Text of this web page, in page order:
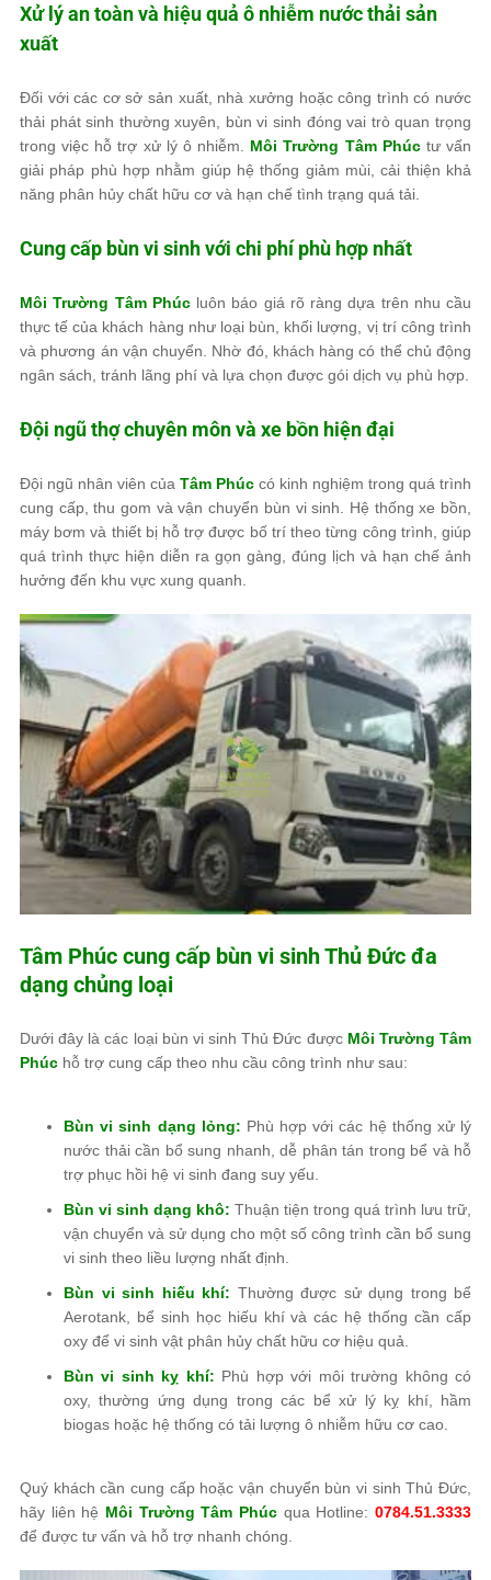
Xử lý an toàn và hiệu quả ô nhiễm nước thải sản
xuất
Đối với các cơ sở sản xuất, nhà xưởng hoặc công trình có nước
thải phát sinh thường xuyên, bùn vi sinh đóng vai trò quan trọng
trong việc hỗ trợ xử lý ô nhiễm. Môi Trường Tâm Phúctư vấn
giải pháp phù hợp nhằm giúp hệ thống giảm mùi, cải thiện khả
năng phân hủy chất hữu cơ và hạn chế tình trạng quá tải.
Cung cấp bùn vi sinh với chi phí phù hợp nhất
Môi Trường Tâm Phúcluôn báo giá rõ ràng dựa trên nhu cầu
thực tế của khách hàng như loại bùn, khối lượng, vị trí công trình
và phương án vận chuyển. Nhờ đó, khách hàng có thể chủ động
ngân sách, tránh lãng phí và lựa chọn được gói dịch vụ phù hợp.
Đội ngũ thợ chuyên môn và xe bồn hiện đại
Đội ngũ nhân viên của Tâm Phúc có kinh nghiệm trong quá trình
cung cấp, thu gom và vận chuyển bùn vi sinh. Hệ thống xe bồn,
máy bơm và thiết bị hỗ trợ được bố trí theo từng công trình, giúp
quá trình thực hiện diễn ra gọn gàng, đúng lịch và hạn chế ảnh
hưởng đến khu vực xung quanh.
Tâm Phúc cung cấp bùn vi sinh Thủ Đức đa
dạng chủng loại
Dưới đây là các loại bùn vi sinh Thủ Đức được Môi Trường Tâm
Phúc hỗ trợ cung cấp theo nhu cầu công trình như sau:
Bùn vi sinh dạng lỏng: Phù hợp với các hệ thống xử lý
nước thải cần bổ sung nhanh, dễ phân tán trong bể và hỗ
trợ phục hồi hệ vi sinh đang suy yếu.
Bùn vi sinh dạng khô: Thuận tiện trong quá trình lưu trữ,
vận chuyển và sử dụng cho một số công trình cần bổ sung
vi sinh theo liều lượng nhất định.
Bùn vi sinh hiếu khí: Thường được sử dụng trong bể
Aerotank, bể sinh học hiếu khí và các hệ thống cần cấp
oxy để vi sinh vật phân hủy chất hữu cơ hiệu quả.
Bùn vi sinh kỵ khí: Phù hợp với môi trường không có
oxy, thường ứng dụng trong các bể xử lý kỵ khí, hầm
biogas hoặc hệ thống có tải lượng ô nhiễm hữu cơ cao.
Quý khách cần cung cấp hoặc vận chuyển bùn vi sinh Thủ Đức,
hãy liên hệ Môi Trường Tâm Phúc qua Hotline: 0784.51.3333
để được tư vấn và hỗ trợ nhanh chóng.